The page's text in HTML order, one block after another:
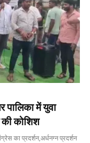
पालिका में युवा
की कोशिश
का प्रदर्शन,अर्धनग्न प्रदर्शन